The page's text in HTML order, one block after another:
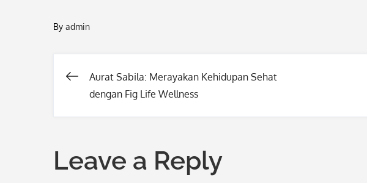
By admin
Post
Aurat Sabila: Merayakan Kehidupan Sehat
dengan Fig Life Wellness
Leave a Reply